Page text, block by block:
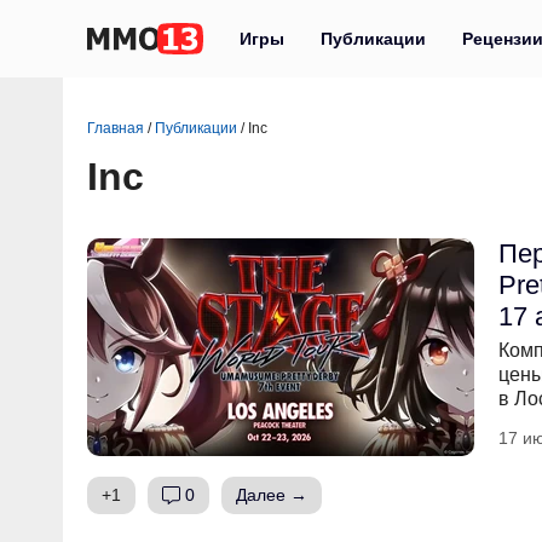
Игры Публикации Рецензии
Главная / Публикации / Inc
Inc
17
в
17
+1 0 Далее →